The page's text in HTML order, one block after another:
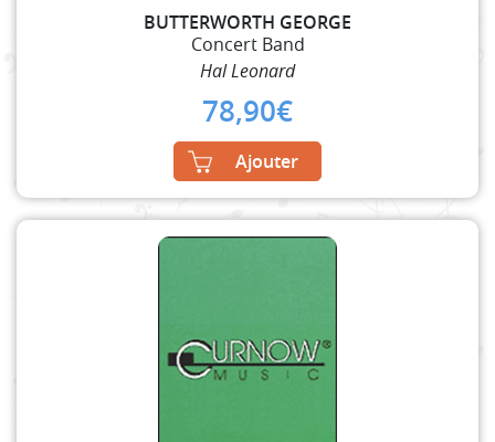
BUTTERWORTH GEORGE
Concert Band
Hal Leonard
78,90€
Ajouter